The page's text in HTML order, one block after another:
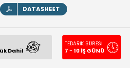
DATASHEET
Dahil
TEDARİK SÜRESİ
7 - 10 İŞ GÜNÜ